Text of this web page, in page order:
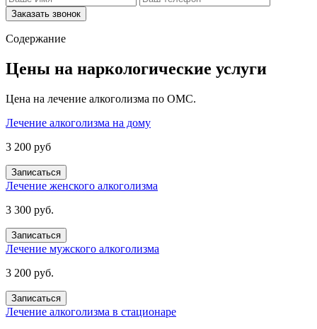
Заказать звонок
Содержание
Цены на наркологические услуги
Цена на лечение алкоголизма по ОМС.
Лечение алкоголизма на дому
3 200 руб
Записаться
Лечение женского алкоголизма
3 300 руб.
Записаться
Лечение мужского алкоголизма
3 200 руб.
Записаться
Лечение алкоголизма в стационаре